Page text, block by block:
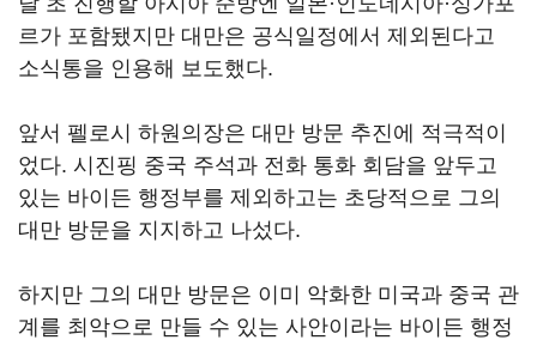
르가 포함됐지만 대만은 공식일정에서 제외된다고
소식통을 인용해 보도했다.
앞서 펠로시 하원의장은 대만 방문 추진에 적극적이
었다. 시진핑 중국 주석과 전화 통화 회담을 앞두고
있는 바이든 행정부를 제외하고는 초당적으로 그의
대만 방문을 지지하고 나섰다.
하지만 그의 대만 방문은 이미 악화한 미국과 중국 관
계를 최악으로 만들 수 있는 사안이라는 바이든 행정